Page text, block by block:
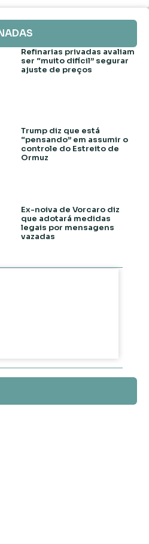
Refinarias privadas avaliam
ser “muito difícil” segurar
ajuste de preços
Trump diz que está
“pensando” em assumir o
controle do Estreito de
Ormuz
Ex-noiva de Vorcaro diz
que adotará medidas
legais por mensagens
vazadas